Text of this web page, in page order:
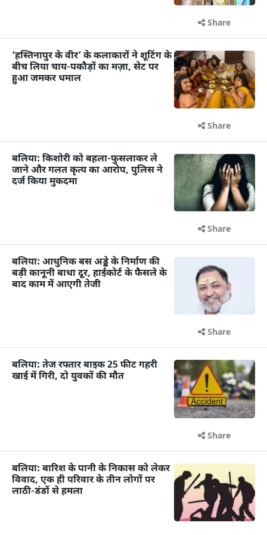
Share
‘हस्तिनापुर के वीर’ के कलाकारों ने शूटिंग के
बीच लिया चाय-पकौड़ों का मज़ा, सेट पर
हुआ जमकर धमाल
Share
बलिया: किशोरी को बहला-फुसलाकर ले
जाने और गलत कृत्य का आरोप, पुलिस ने
दर्ज किया मुकदमा
Share
बलिया: आधुनिक बस अड्डे के निर्माण की
बड़ी कानूनी बाधा दूर, हाईकोर्ट के फैसले के
बाद काम में आएगी तेजी
Share
बलिया: तेज रफ्तार बाइक 25 फीट गहरी
खाई में गिरी, दो युवकों की मौत
Share
बलिया: बारिश के पानी के निकास को लेकर
विवाद, एक ही परिवार के तीन लोगों पर
लाठी-डंडों से हमला